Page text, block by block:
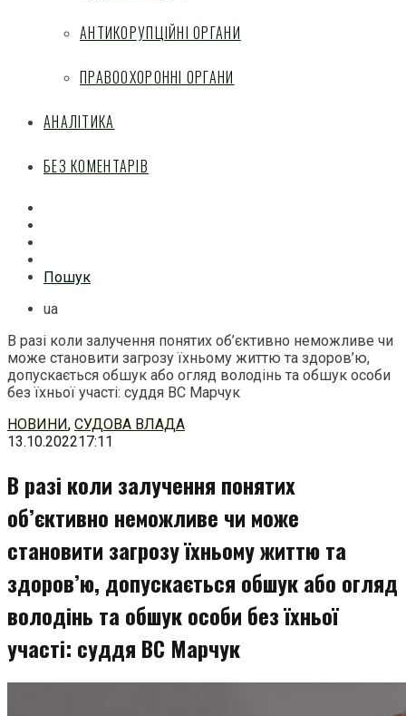
АНТИКОРУПЦІЙНІ ОРГАНИ
ПРАВООХОРОННІ ОРГАНИ
АНАЛІТИКА
БЕЗ КОМЕНТАРІВ
Пошук
ua
В разі коли залучення понятих об’єктивно неможливе чи
може становити загрозу їхньому життю та здоров’ю,
допускається обшук або огляд володінь та обшук особи
без їхньої участі: суддя ВС Марчук
Перейти
до
НОВИНИ, СУДОВА ВЛАДА
13.10.202217:11
В разі коли залучення понятих
об’єктивно неможливе чи може
становити загрозу їхньому життю та
здоров’ю, допускається обшук або огляд
володінь та обшук особи без їхньої
участі: суддя ВС Марчук